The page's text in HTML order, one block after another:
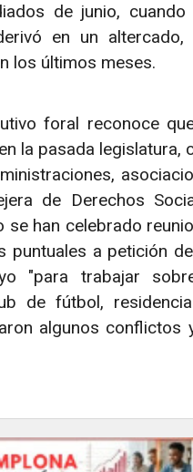
de junio, cuando
en un altercado,
los últimos meses.
foral reconoce
la pasada legislatura,
de Derechos
se han celebrado
puntuales a petición
"para trabajar
de fútbol,
algunos conflictos